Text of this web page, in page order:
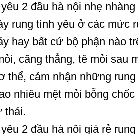
2 đầu hà nội nhẹ
rung tình yêu ở các mức
hay bất cứ bộ phận nào
căng thẳng, tê mỏi sau
thể, cảm nhận những
nhiêu mệt mỏi bỗng
thái.
2 đầu hà nội giá rẻ